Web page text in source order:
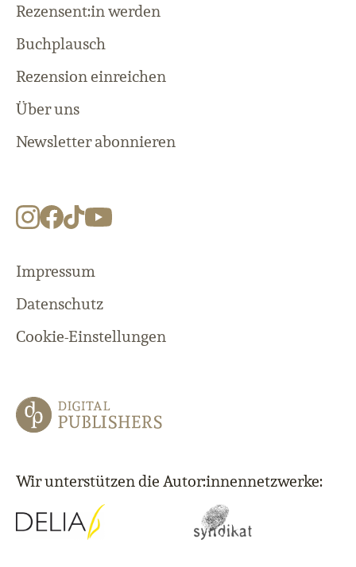
Rezensent:in werden
Buchplausch
Rezension einreichen
Über uns
Newsletter abonnieren
Impressum
Datenschutz
Cookie-Einstellungen
Wir unterstützen die Autor:innennetzwerke: